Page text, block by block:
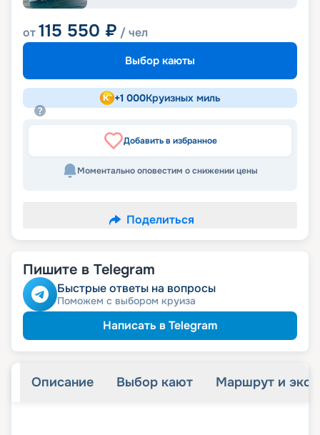
от115 550 ₽ / чел
Выбор каюты
+1 000Круизных миль
Добавить в избранное
Моментально оповестим о снижении цены
Поделиться
Пишите в Telegram
Быстрые ответы на вопросы
Поможем с выбором круиза
Написать в Telegram
Описание Выбор кают Маршрут и